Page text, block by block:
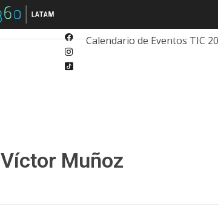
Facebook
Calendario de Eventos TIC
Víctor Muñoz